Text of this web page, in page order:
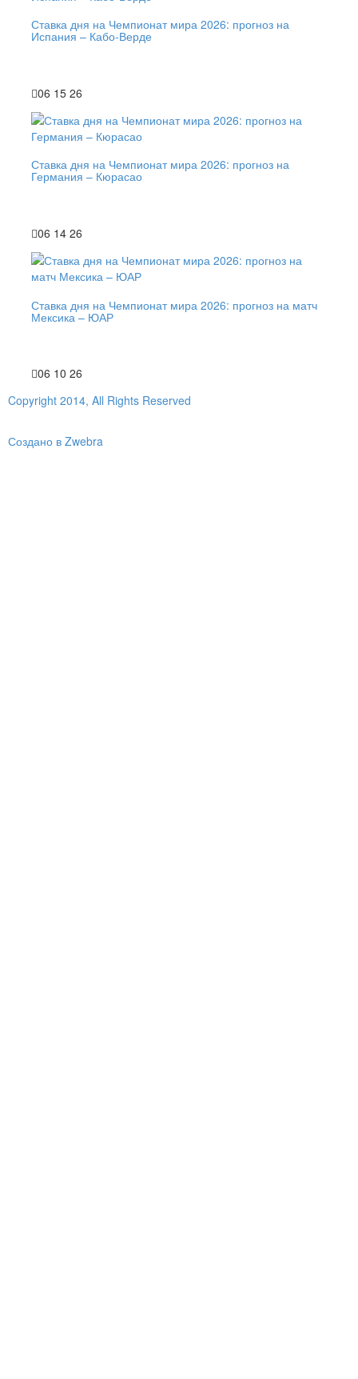
Ставка дня на Чемпионат мира 2026: прогноз на
Испания – Кабо-Верде
06 15 26
Ставка дня на Чемпионат мира 2026: прогноз на
Германия – Кюрасао
06 14 26
Ставка дня на Чемпионат мира 2026: прогноз на матч
Мексика – ЮАР
06 10 26
Copyright 2014, All Rights Reserved
Создано в Zwebra